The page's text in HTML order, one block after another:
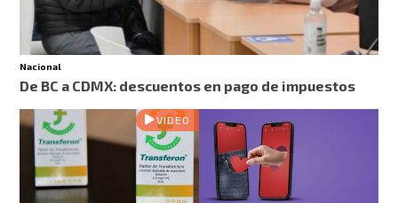
Nacional
De BC a CDMX: descuentos en pago de impuestos
VIDEO